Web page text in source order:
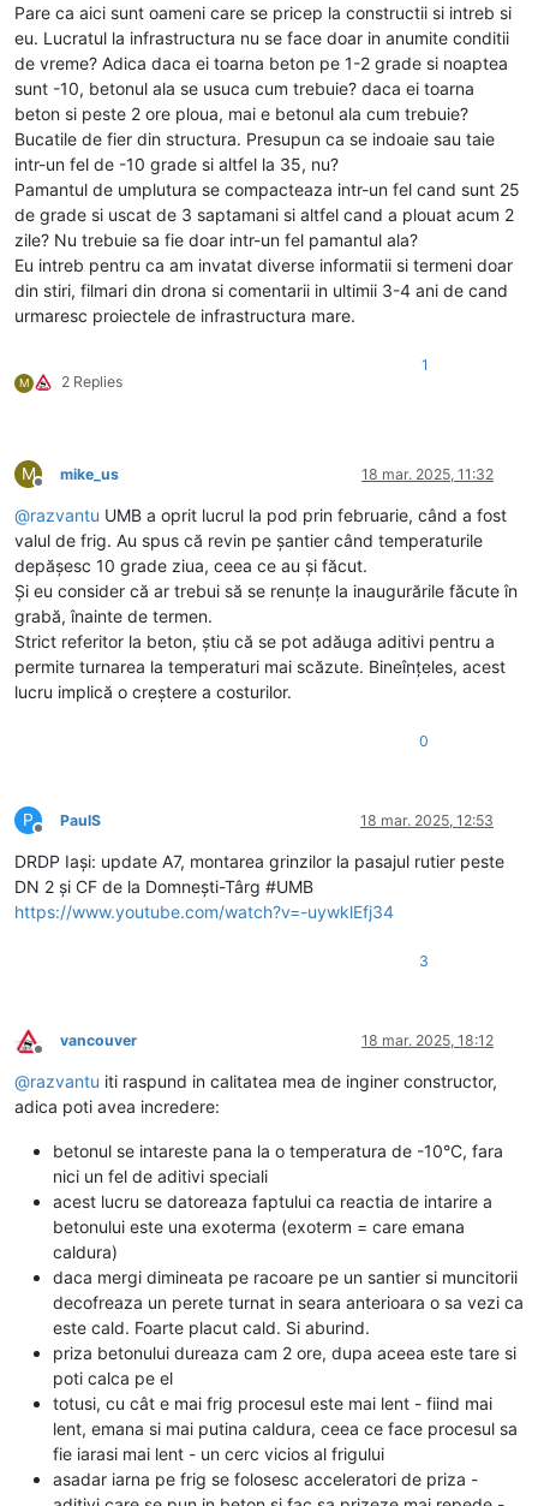
Pare ca aici sunt oameni care se pricep la constructii si intreb si
eu. Lucratul la infrastructura nu se face doar in anumite conditii
de vreme? Adica daca ei toarna beton pe 1-2 grade si noaptea
sunt -10, betonul ala se usuca cum trebuie? daca ei toarna
beton si peste 2 ore ploua, mai e betonul ala cum trebuie?
Bucatile de fier din structura. Presupun ca se indoaie sau taie
intr-un fel de -10 grade si altfel la 35, nu?
Pamantul de umplutura se compacteaza intr-un fel cand sunt 25
de grade si uscat de 3 saptamani si altfel cand a plouat acum 2
zile? Nu trebuie sa fie doar intr-un fel pamantul ala?
Eu intreb pentru ca am invatat diverse informatii si termeni doar
din stiri, filmari din drona si comentarii in ultimii 3-4 ani de cand
urmaresc proiectele de infrastructura mare.
M 2 Replies
1
M
Deconectat
mike_us 18 mar. 2025, 11:32
@razvantu UMB a oprit lucrul la pod prin februarie, când a fost
valul de frig. Au spus că revin pe șantier când temperaturile
depășesc 10 grade ziua, ceea ce au și făcut.
Și eu consider că ar trebui să se renunțe la inaugurările făcute în
grabă, înainte de termen.
Strict referitor la beton, știu că se pot adăuga aditivi pentru a
permite turnarea la temperaturi mai scăzute. Bineînțeles, acest
lucru implică o creștere a costurilor.
0
P
Deconectat
PaulS 18 mar. 2025, 12:53
DRDP Iași: update A7, montarea grinzilor la pasajul rutier peste
DN 2 și CF de la Domnești-Târg #UMB
https://www.youtube.com/watch?v=-uywklEfj34
3
Deconectat
vancouver 18 mar. 2025, 18:12
@razvantu iti raspund in calitatea mea de inginer constructor,
adica poti avea incredere:
betonul se intareste pana la o temperatura de -10°C, fara
nici un fel de aditivi speciali
acest lucru se datoreaza faptului ca reactia de intarire a
betonului este una exoterma (exoterm = care emana
caldura)
daca mergi dimineata pe racoare pe un santier si muncitorii
decofreaza un perete turnat in seara anterioara o sa vezi ca
este cald. Foarte placut cald. Si aburind.
priza betonului dureaza cam 2 ore, dupa aceea este tare si
poti calca pe el
totusi, cu cât e mai frig procesul este mai lent - fiind mai
lent, emana si mai putina caldura, ceea ce face procesul sa
fie iarasi mai lent - un cerc vicios al frigului
asadar iarna pe frig se folosesc acceleratori de priza -